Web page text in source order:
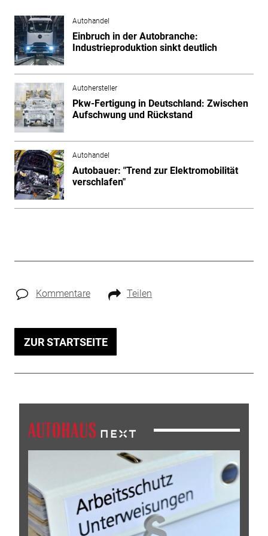
Autohandel
Einbruch in der Autobranche:
Industrieproduktion sinkt deutlich
Autohersteller
Pkw-Fertigung in Deutschland: Zwischen
Aufschwung und Rückstand
Autohandel
Autobauer: "Trend zur Elektromobilität
verschlafen"
Kommentare Teilen
ZUR STARTSEITE